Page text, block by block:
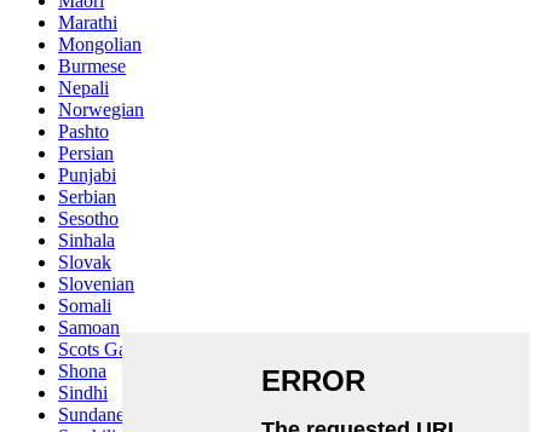
Marathi
Mongolian
Burmese
Nepali
Norwegian
Pashto
Persian
Punjabi
Serbian
Sesotho
Sinhala
Slovak
Slovenian
Somali
Samoan
Scots Gaelic
Shona
Sindhi
Sundanese